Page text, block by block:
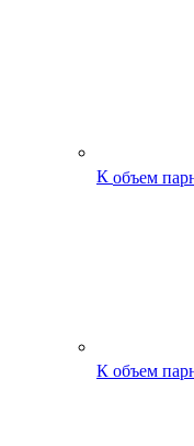
К объем
К объем